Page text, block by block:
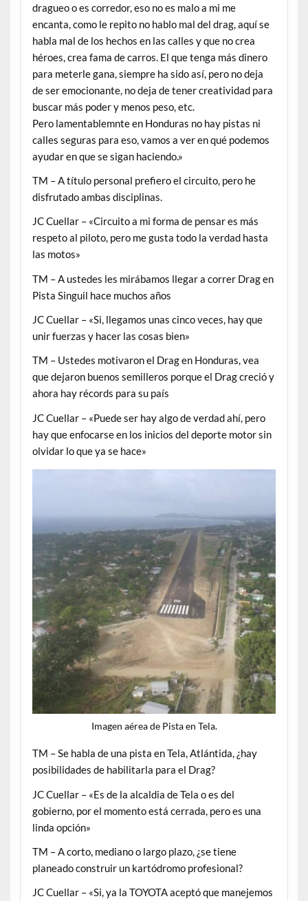
dragueo o es corredor, eso no es malo a mi me
encanta, como le repito no hablo mal del drag, aquí se
habla mal de los hechos en las calles y que no crea
héroes, crea fama de carros. El que tenga más dinero
para meterle gana, siempre ha sido así, pero no deja
de ser emocionante, no deja de tener creatividad para
buscar más poder y menos peso, etc.
Pero lamentablemnte en Honduras no hay pistas ni
calles seguras para eso, vamos a ver en qué podemos
ayudar en que se sigan haciendo.»
TM – A título personal prefiero el circuito, pero he
disfrutado ambas disciplinas.
JC Cuellar – «Circuito a mi forma de pensar es más
respeto al piloto, pero me gusta todo la verdad hasta
las motos»
TM – A ustedes les mirábamos llegar a correr Drag en
Pista Singuil hace muchos años
JC Cuellar – «Si, llegamos unas cinco veces, hay que
unir fuerzas y hacer las cosas bien»
TM – Ustedes motivaron el Drag en Honduras, vea
que dejaron buenos semilleros porque el Drag creció y
ahora hay récords para su país
JC Cuellar – «Puede ser hay algo de verdad ahí, pero
hay que enfocarse en los inicios del deporte motor sin
olvidar lo que ya se hace»
Imagen aérea de Pista en Tela.
TM – Se habla de una pista en Tela, Atlántida, ¿hay
posibilidades de habilitarla para el Drag?
JC Cuellar – «Es de la alcaldia de Tela o es del
gobierno, por el momento está cerrada, pero es una
linda opción»
TM – A corto, mediano o largo plazo, ¿se tiene
planeado construir un kartódromo profesional?
JC Cuellar – «Si, ya la TOYOTA aceptó que manejemos